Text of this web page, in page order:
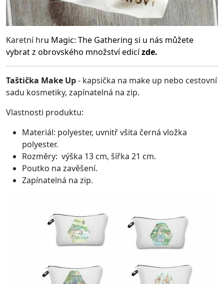
Karetní hru Magic: The Gathering si u nás můžete
vybrat z obrovského množství edicízde.
Taštička Make Up- kapsička na make up nebo cestovní
sadu kosmetiky, zapínatelná na zip.
Vlastnosti produktu:
Materiál: polyester, uvnitř všita černá vložka
polyester.
Rozměry: výška 13 cm, šířka 21 cm.
Poutko na zavěšení.
Zapínatelná na zip.